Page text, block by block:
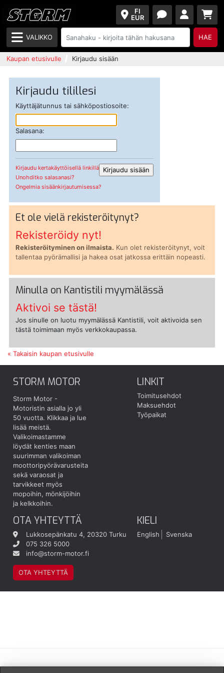
FI
EUR
VALIKKO HAE
Kaupan etusivulle Kirjaudu sisään
Kirjaudu tilillesi
Käyttäjätunnus tai sähköpostiosoite:
Salasana:
Kirjaudu kertakäyttöisellä linkillä
Unohditko salasanasi?
Ongelmia sisäänkirjautumisessa?
Et ole vielä rekisteröitynyt?
Rekisteröidy nyt!
Rekisteröityminen on ilmaista. Kun olet rekisteröitynyt, voit
tallentaa pyörämallisi ja hakea osat jatkossa erittäin nopeasti.
Minulla on Kantistili myymälässä
Aktivoi se tästä!
Jos sinulle on luotu myymälässä Kantistili, voit aktivoida sen
tästä toimimaan myös verkkokaupassa.
« Takaisin kaupan etusivulle
STORM MOTOR
Storm Motor -
Motoristin asialla jo yli
50 vuotta. Klikkaa ja lue
lisää meistä.
Valikoimastamme
löydät kenties maan
suurimman valikoiman
moottoripyörävarusteita
sekä varaosat ja
tarvikkeet myös
mopoihin, mönkijöihin
ja kelkkoihin.
LINKIT
Toimitusehdot
Maksuehdot
Työpaikat
OTA YHTEYTTÄ
Lukkosepänkatu 4, 20320 Turku
075 326 5000
info@storm-motor.fi
OTA YHTEYTTÄ
KIELI
English Svenska